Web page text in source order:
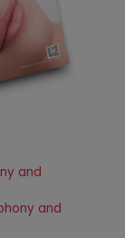
and
and